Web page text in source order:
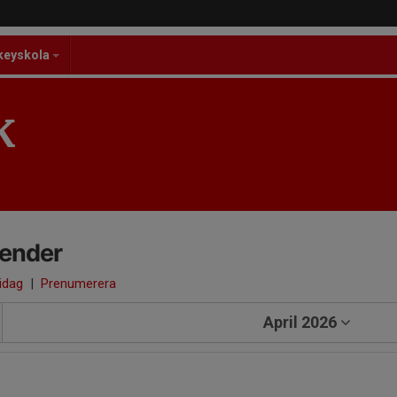
| Prenumerera
April 2026